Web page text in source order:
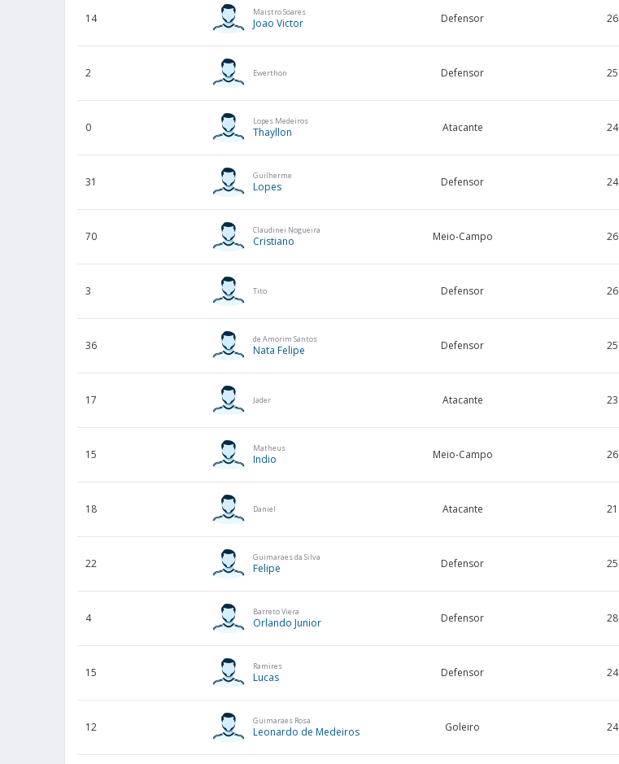
14 Maistro Soares
Joao Victor Defensor 26
2 Ewerthon Defensor 25
0 Lopes Medeiros
Thayllon Atacante 24
31 Guilherme
Lopes Defensor 24
70 Claudinei Nogueira
Cristiano Meio-Campo 26
3 Tito Defensor 26
36 de Amorim Santos
Nata Felipe Defensor 25
17 Jader Atacante 23
15 Matheus
Indio Meio-Campo 26
18 Daniel Atacante 21
22 Guimaraes da Silva
Felipe Defensor 25
4 Barreto Viera
Orlando Junior Defensor 28
15 Ramires
Lucas Defensor 24
12 Guimaraes Rosa
Leonardo de Medeiros Goleiro 24